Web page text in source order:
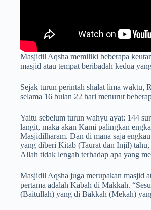
Masjidil Aqsha memiliki beberapa
masjid atau tempat beribadah kedua
Sejak turun perintah shalat lima waktu,
selama 16 bulan 22 hari menurut
Yaitu sebelum turun wahyu ayat: 144
langit, maka akan Kami palingkan
Masjidilharam. Dan di mana saja
yang diberi Kitab (Taurat dan Injil)
Allah tidak lengah terhadap apa yang
Masjidil Aqsha juga merupakan masjid
pertama adalah Kabah di Makkah.
(Baitullah) yang di Bakkah (Mekah)